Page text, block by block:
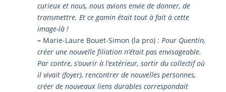
curieux et nous, nous avions envie de donner, de
transmettre. Et ce gamin était tout à fait à cette
image-là !
– Marie-Laure Bouet-Simon (la pro) : Pour Quentin,
créer une nouvelle filiation n’était pas envisageable.
Par contre, s’ouvrir à l’extérieur, sortir du collectif où
il vivait (foyer), rencontrer de nouvelles personnes,
créer de nouveaux liens durables correspondait